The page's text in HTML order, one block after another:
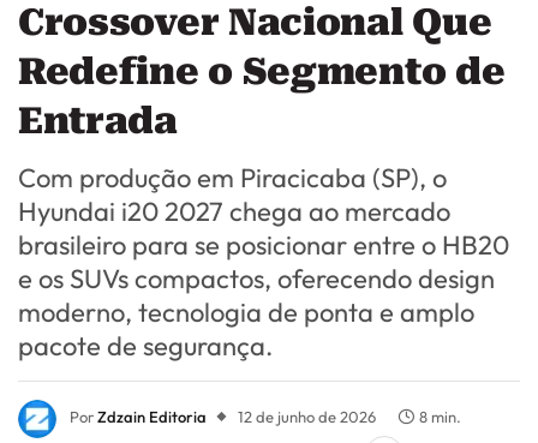
Crossover Nacional Que
Redefine o Segmento de
Entrada
Com produção em Piracicaba (SP), o
Hyundai i20 2027 chega ao mercado
brasileiro para se posicionar entre o HB20
e os SUVs compactos, oferecendo design
moderno, tecnologia de ponta e amplo
pacote de segurança.
PorZdzain Editoria 12 de junho de 2026
8 min.